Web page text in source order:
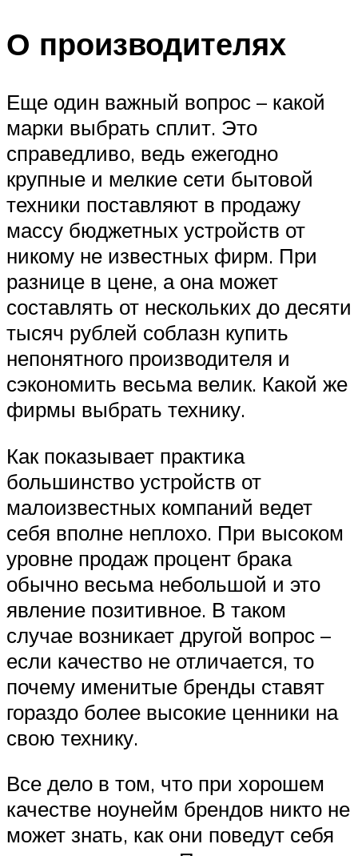
О производителях
Еще один важный вопрос – какой
марки выбрать сплит. Это
справедливо, ведь ежегодно
крупные и мелкие сети бытовой
техники поставляют в продажу
массу бюджетных устройств от
никому не известных фирм. При
разнице в цене, а она может
составлять от нескольких до десяти
тысяч рублей соблазн купить
непонятного производителя и
сэкономить весьма велик. Какой же
фирмы выбрать технику.
Как показывает практика
большинство устройств от
малоизвестных компаний ведет
себя вполне неплохо. При высоком
уровне продаж процент брака
обычно весьма небольшой и это
явление позитивное. В таком
случае возникает другой вопрос –
если качество не отличается, то
почему именитые бренды ставят
гораздо более высокие ценники на
свою технику.
Все дело в том, что при хорошем
качестве ноунейм брендов никто не
может знать, как они поведут себя